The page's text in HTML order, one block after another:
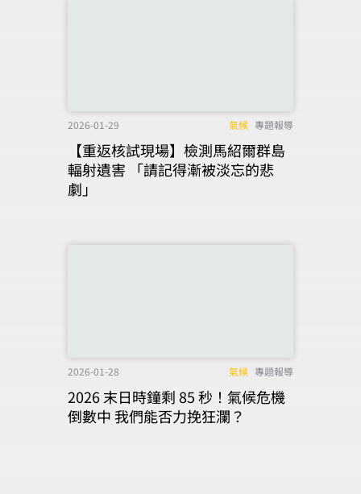
2026-01-29 氣候 專題報導
【重返核試現場】檢測馬紹爾群島
輻射遺害 「請記得漸被淡忘的悲
劇」
2026-01-28 氣候 專題報導
2026 末日時鐘剩 85 秒！氣候危機
倒數中 我們能否力挽狂瀾？